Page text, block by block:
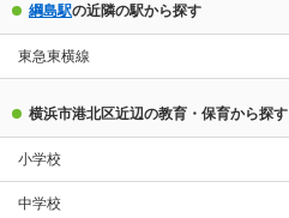
綱島駅の近隣の駅から探す
東急東横線
横浜市港北区近辺の教育・保育から探す
小学校
中学校